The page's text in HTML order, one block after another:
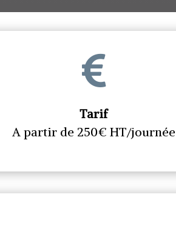

Tarif
A partir de 250€ HT/journée